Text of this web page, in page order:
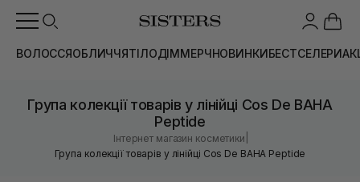
ВОЛОССЯОБЛИЧЧЯТІЛОДІММЕРЧНОВИНКИБЕСТСЕЛЕРИ
Група колекції товарів у лінійці Cos De BAHA
Peptide
Інтернет магазин косметики
Група колекції товарів у лінійці Cos De BAHA Peptide